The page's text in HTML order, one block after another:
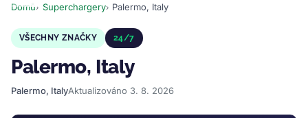
Domů Superchargery Palermo, Italy
VŠECHNY ZNAČKY 24/7
Palermo, Italy
Palermo, ItalyAktualizováno 3. 8. 2026